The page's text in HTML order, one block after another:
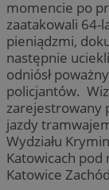
momencie po
zaatakowali 64-
pieniądzmi,
następnie
odniósł
policjantów.
zarejestrowany
jazdy
Wydziału
Katowicach
Katowice